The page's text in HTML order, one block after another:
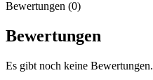
Bewertungen (0)
Bewertungen
Es gibt noch keine Bewertungen.